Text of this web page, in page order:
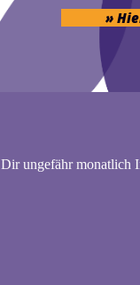
»
ungefähr monatlich